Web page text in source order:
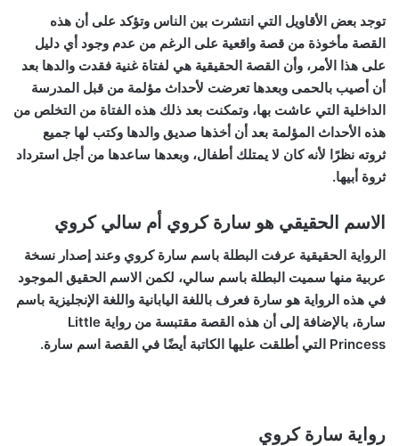
توجد بعض الأقاويل التي انتشرت بين الناس وتؤكد على أن هذه
القصة مأخوذة من قصة واقعية على الرغم من عدم وجود أي دليل
على هذا الأمر، وأن القصة الحقيقية هي لفتاة غنية فقدت والدها بعد
أن أصيب بالحمى وبعدها تعرضت لأحداث مؤلمة من قبل المدرسة
الداخلية التي عاشت بها، وتمكنت بعد ذلك هذه الفتاة من التخلص من
هذه الأحداث المؤلمة بعد أن أخذها صديق والدها وكتب لها جميع
ثروته نظرًا لأنه كان لا يمتلك أطفال، وبعدها ساعدها من أجل استرداد
ثروة أبيها.
الاسم الحقيقي هو سارة كروي أم سالي كروي
الرواية الحقيقية عرفت البطلة باسم سارة كروي وعند إصدار نسخة
عربية منها سميت البطلة باسم سالي، لكمن الاسم الحقيق الموجود
في هذه الرواية هو سارة فعرف باللغة اليابانية واللغة الإنجليزية باسم
سارة، بالإضافة إلى أن هذه القصة مقتبسة من رواية Little
Princess التي أطلقت عليها الكاتبة أيضًا في القصة اسم سارة.
رواية سارة كروي